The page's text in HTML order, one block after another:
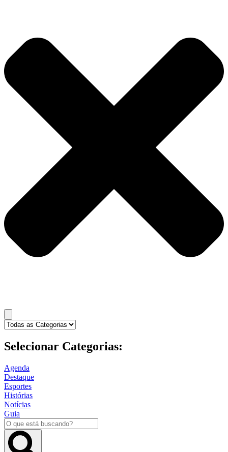
Selecionar Categorias:
Agenda
Destaque
Esportes
Histórias
Notícias
Guia
Pesquisar
...